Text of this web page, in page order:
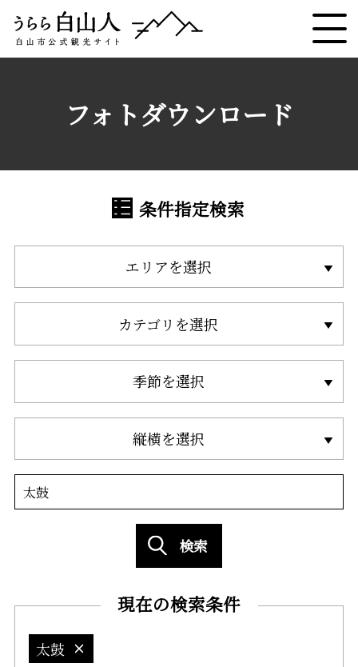
フォトダウンロード
条件指定検索
エリアを選択
カテゴリを選択
季節を選択
縦横を選択
検索
現在の検索条件
太鼓